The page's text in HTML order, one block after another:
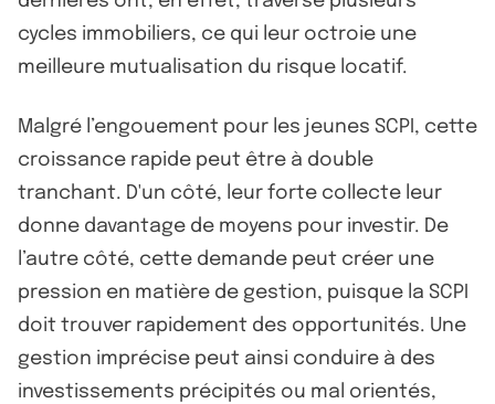
cycles immobiliers, ce qui leur octroie une
meilleure mutualisation du risque locatif.
Malgré l’engouement pour les jeunes SCPI, cette
croissance rapide peut être à double
tranchant. D'un côté, leur forte collecte leur
donne davantage de moyens pour investir. De
l’autre côté, cette demande peut créer une
pression en matière de gestion, puisque la SCPI
doit trouver rapidement des opportunités. Une
gestion imprécise peut ainsi conduire à des
investissements précipités ou mal orientés,